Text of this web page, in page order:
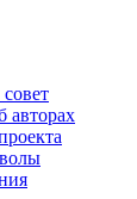
авторах